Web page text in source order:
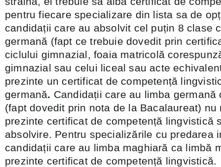
pentru fiecare specializare din lista sa de
candidații care au absolvit cel puțin 8 clase
germană (fapt ce trebuie dovedit prin
ciclului gimnazial, foaia matricolă
gimnazial sau celui liceal sau acte
prezinte un certificat de competență
germană. Candidații care au limba germană
(fapt dovedit prin nota de la Bacalaureat)
prezinte certificat de competență lingvistică
absolvire. Pentru specializările cu predarea
candidații care au limba maghiară ca limbă
prezinte certificat de competență lingvistică.